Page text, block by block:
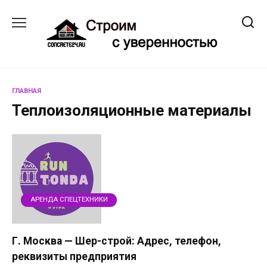
содержанию
ГЛАВНАЯ
Теплоизоляционные материалы
АРЕНДА СПЕЦТЕХНИКИ
Г. Москва — Шер-строй: Адрес, телефон,
реквизиты предприятия